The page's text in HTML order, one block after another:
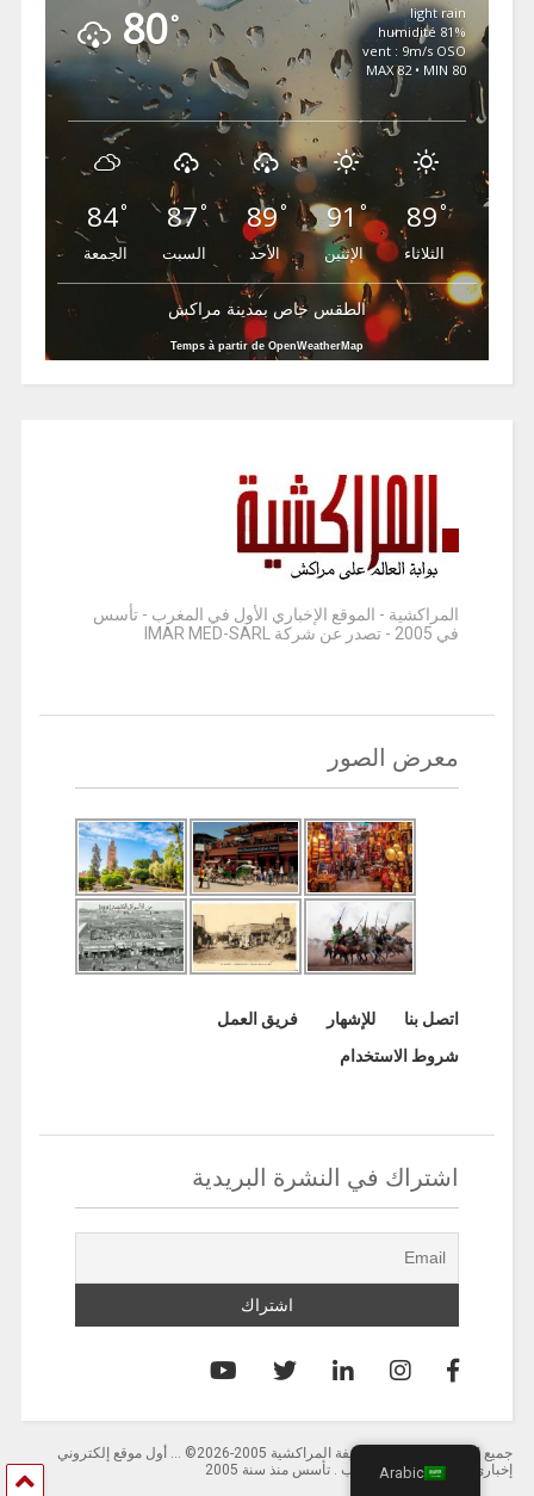
80°
light rain
81% humidité
vent : 9m/s OSO
MAX 82 • MIN 80
84°
الجمعة
87°
السبت
89°
الأحد
91°
الإثنين
89°
الثلاثاء
الطقس خاص بمدينة مراكش
Temps à partir de OpenWeatherMap
المراكشية - الموقع الإخباري الأول في المغرب - تأسس
في 2005 - تصدر عن شركة IMAR MED-SARL
معرض الصور
اتصل بنا للإشهار
فريق العمل
شروط الاستخدام
اشتراك في النشرة البريدية
جميع الحقوق محفوظة لصحيفة المراكشية 2005-2026© … أول موقع إلكتروني
إخباري باللغة العربية بالمغرب . تأسس منذ سنة 2005
Arabic